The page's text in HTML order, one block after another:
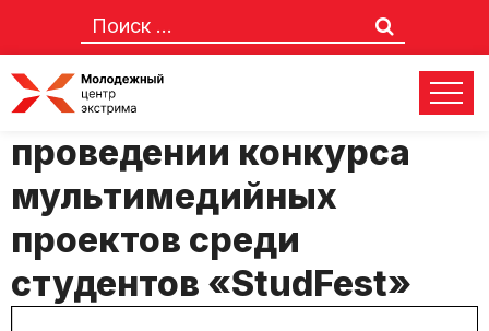
Приказ об организации и
проведении конкурса
мультимедийных
проектов среди
студентов «StudFest»